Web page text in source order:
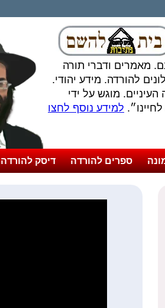
מאמרים ודברי תורה
להורדה. מידע יהודי.
מוגש על ידי
למידע נוסף לחצו
ספרים להורדה דיסק להורדה